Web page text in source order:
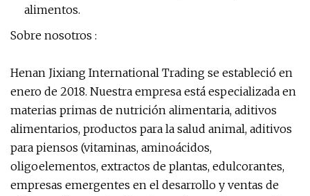
alimentos.
Sobre nosotros :
Henan Jixiang International Trading se estableció en
enero de 2018. Nuestra empresa está especializada en
materias primas de nutrición alimentaria, aditivos
alimentarios, productos para la salud animal, aditivos
para piensos (vitaminas, aminoácidos,
oligoelementos, extractos de plantas, edulcorantes,
empresas emergentes en el desarrollo y ventas de